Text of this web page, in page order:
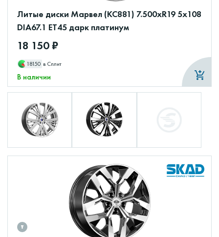
Литые диски Марвел (КС881) 7.500xR19 5x108
DIA67.1 ET45 дарк платинум
18 150 ₽
18150 в Сплит
В наличии